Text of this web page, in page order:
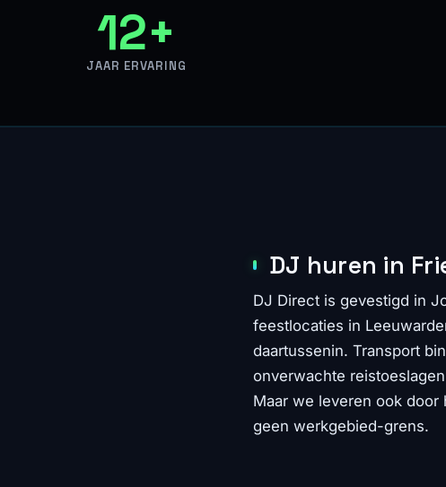
12+
JAAR ERVARING
DJ huren in
DJ Direct is gevestigd in
feestlocaties in
daartussenin. Transport
onverwachte
Maar we leveren ook door
geen werkgebied-grens.